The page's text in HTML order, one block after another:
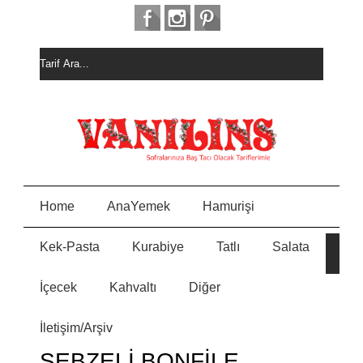
Home AnaYemek Hamurişi
Kek-Pasta Kurabiye Tatlı Salata
İçecek Kahvaltı Diğer
İletişim/Arşiv
HURM